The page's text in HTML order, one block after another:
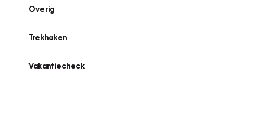
Overig
Trekhaken
Vakantiecheck